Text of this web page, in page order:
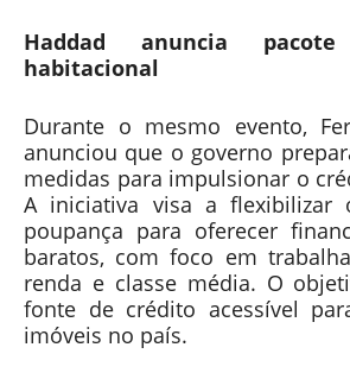
Haddad anuncia
habitacional
Durante o mesmo evento,
anunciou que o governo
medidas para impulsionar o
A iniciativa visa a flexibilizar
poupança para oferecer
baratos, com foco em
renda e classe média. O
fonte de crédito acessível
imóveis no país.